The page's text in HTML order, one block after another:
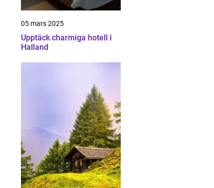
05 mars 2025
Upptäck charmiga hotell i
Halland